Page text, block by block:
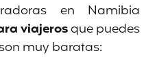
en Namibia
viajerosque puedes
muy baratas: